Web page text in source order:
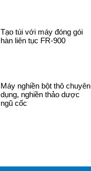
Tạo túi với máy đóng gói
hàn liên tục FR-900
Máy nghiền bột thô chuyên
dụng, nghiền thảo dược
ngũ cốc